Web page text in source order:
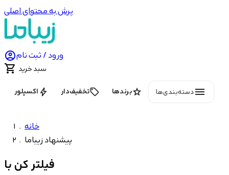
پرش به محتوای اصلی
ورود / ثبت نام
 سبد خرید
menuدسته‌بندی‌ها starبرندها local_offerتخفیف‌دار boltاکسپلور
خانه
پیشنهاد زیباما
فیلتر کن با